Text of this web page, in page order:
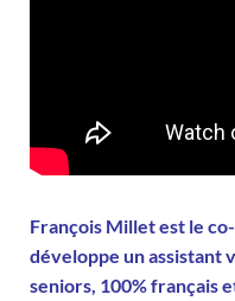
François Millet est le
développe un assistant
seniors, 100% français